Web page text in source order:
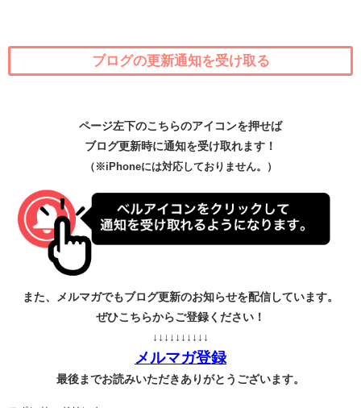
ブログの更新通知を受け取る
ページ左下のこちらのアイコンを押せば
ブログ更新時に通知を受け取れます！
（※iPhoneには対応しておりません。）
また、メルマガでもブログ更新のお知らせを配信しています。
ぜひこちらからご登録ください！
↓↓↓↓↓↓↓↓↓↓
メルマガ登録
最後までお読みいただきありがとうございます。